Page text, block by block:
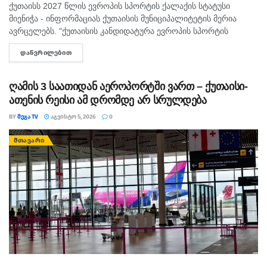
ქუთაისს 2027 წლის ევროპის სპორტის ქალაქის სტატუსი
მიენიჭა - ინფორმაციას ქუთაისის მუნიციპალიტეტის მერია
ავრცელებს. "ქუთაისის კანდიდატურა ევროპის სპორტის
დედაქალაქებისა და ქალაქების ფედერაციაში ( ACES )
„ევროპის სპორტის ქალაქი 2027“-ის სტატუსის...
ᲓᲐᲬᲕᲠᲘᲚᲔᲑᲘᲗ
ღამის 3 საათიდან აეროპორტში ვართ – ქუთაისი-
ათენის რეისი ამ დრომდე არ სრულდება
BYᲛᲔᲒᲐ TV ᲐᲒᲕᲘᲡᲢᲝ 5, 2026 0
ᲛᲗᲐᲕᲐᲠᲘ